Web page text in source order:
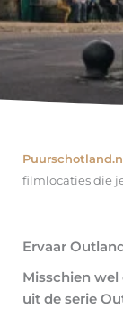
filmlocaties die
Ervaar
Misschien wel
uit de serie